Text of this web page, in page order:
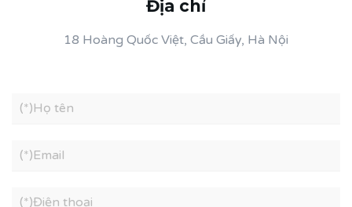
Địa chỉ
18 Hoàng Quốc Việt, Cầu Giấy, Hà Nội